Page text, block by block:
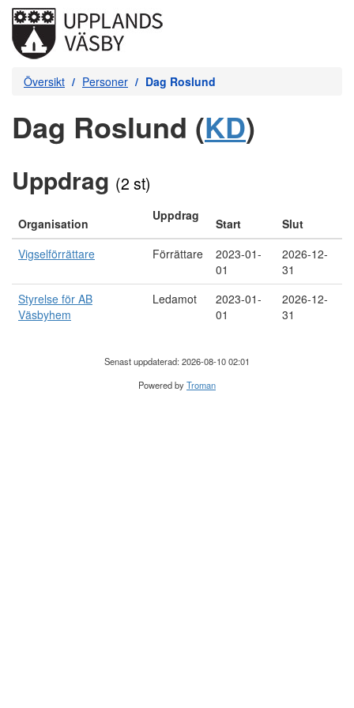
Översikt Personer Dag Roslund
Dag Roslund (KD)
Uppdrag (2 st)
Organisation
Uppdrag
Start
Slut
Vigselförrättare
Förrättare
2023-01-
01
2026-12-
31
Styrelse för AB
Väsbyhem
Ledamot
2023-01-
01
2026-12-
31
Senast uppdaterad: 2026-08-10 02:01
Powered byTroman